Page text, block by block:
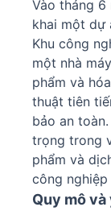
Vào tháng 6
khai một dự
Khu công
một nhà
phẩm và
thuật tiên
bảo an
trọng trong
phẩm và
công
Quy mô